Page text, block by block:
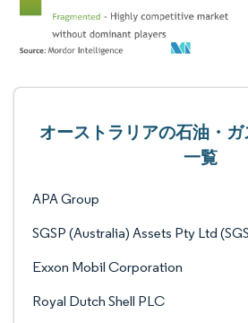
オーストラリアの石油・
一覧
APA Group
SGSP (Australia) Assets Pty Ltd
Exxon Mobil Corporation
Royal Dutch Shell PLC